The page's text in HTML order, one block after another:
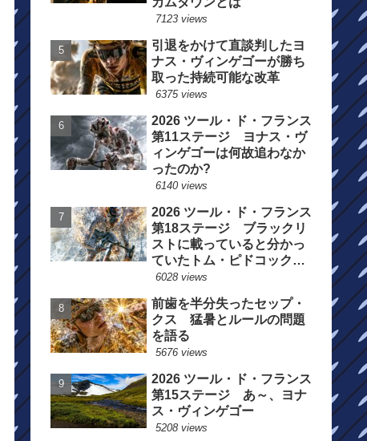
7123 views
引退をかけて直談判したヨ
ナス・ヴィンゲゴーが勝ち
取った持続可能な改革
6375 views
2026 ツール・ド・フランス
第11ステージ ヨナス・ヴ
ィンゲゴーは何故追わなか
ったのか?
6140 views
2026 ツール・ド・フランス
第18ステージ ブラックリ
ストに載っていると分かっ
ていたトム・ピドコックは
総合順位死守に
6028 views
前歯を半分失ったセップ・
クス 猛暑とルールの問題
を語る
5676 views
2026 ツール・ド・フランス
第15ステージ あ～、ヨナ
ス・ヴィンゲゴー
5208 views